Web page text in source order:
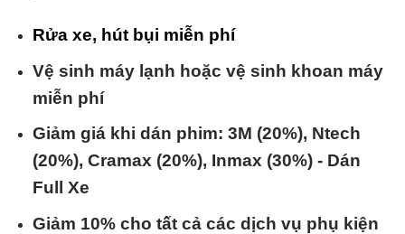
Rửa xe, hút bụi miễn phí
Vệ sinh máy lạnh hoặc vệ sinh khoan máy
miễn phí
Giảm giá khi dán phim: 3M (20%), Ntech
(20%), Cramax (20%), Inmax (30%) - Dán
Full Xe
Giảm 10% cho tất cả các dịch vụ phụ kiện